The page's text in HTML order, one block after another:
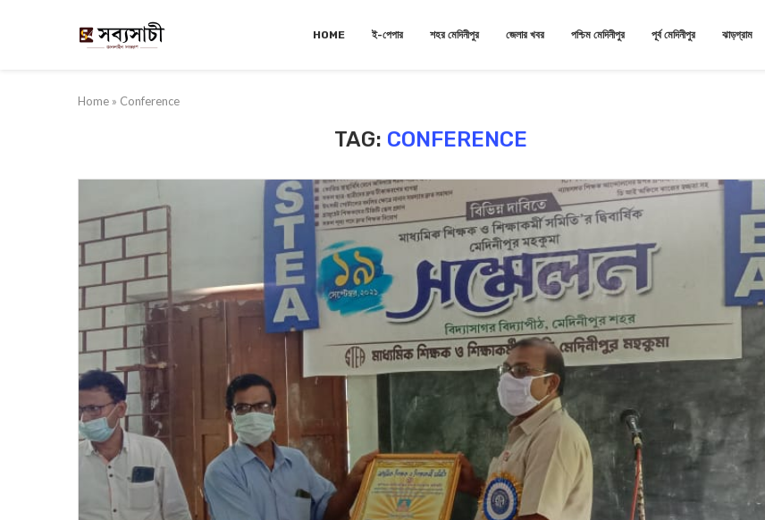
HOME ই-পেপার শহর মেদিনীপুর জেলার খবর পশ্চিম মেদিনীপুর পূর্ব মেদিনীপুর ঝাড়গ্রাম
Home » Conference
TAG: CONFERENCE